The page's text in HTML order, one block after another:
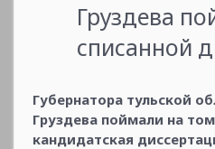
Груздева
списанной
Губернатора тульской
Груздева поймали на
кандидатская